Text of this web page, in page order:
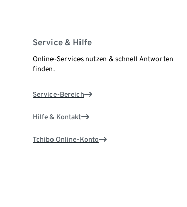
Service & Hilfe
Online-Services nutzen & schnell Antworten
finden.
Service-Bereich
Hilfe & Kontakt
Tchibo Online-Konto